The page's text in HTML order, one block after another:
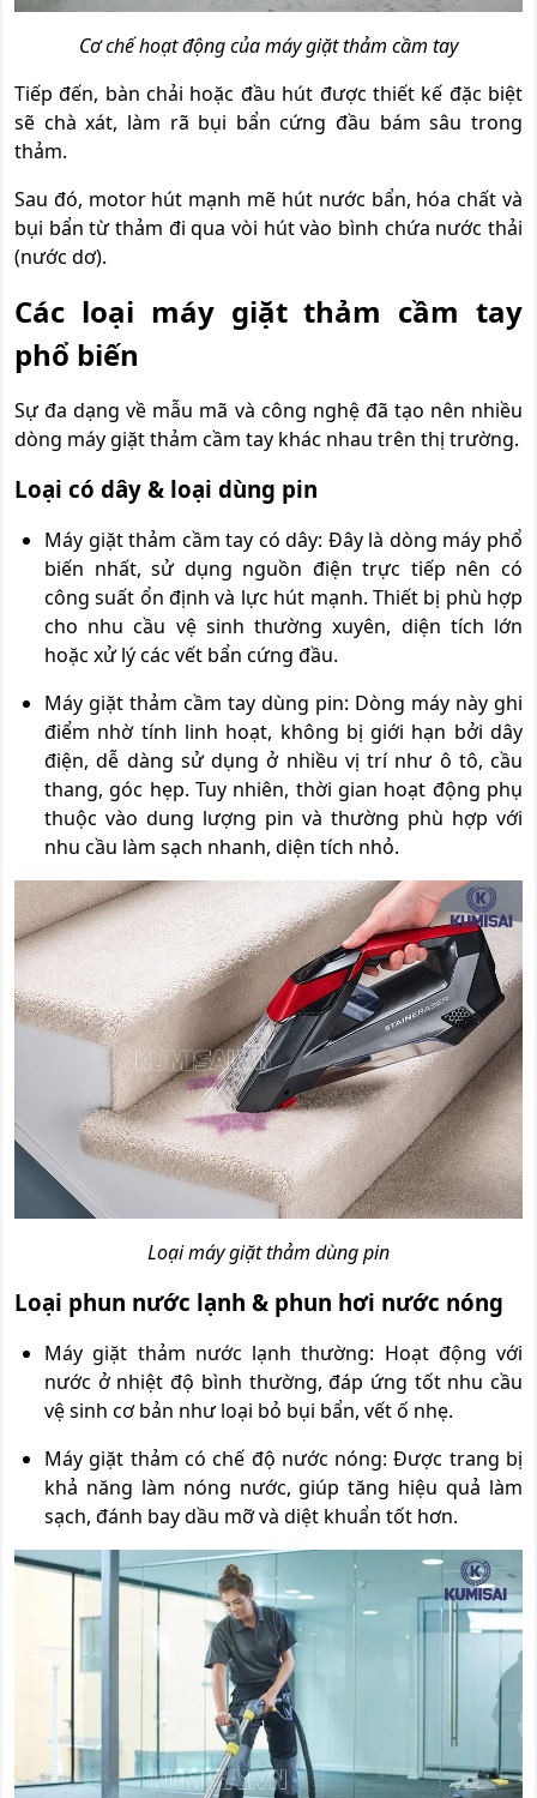
Cơ chế hoạt động của máy giặt thảm cầm tay
Tiếp đến, bàn chải hoặc đầu hút được thiết kế đặc biệt
sẽ chà xát, làm rã bụi bẩn cứng đầu bám sâu trong
thảm.
Sau đó, motor hút mạnh mẽ hút nước bẩn, hóa chất và
bụi bẩn từ thảm đi qua vòi hút vào bình chứa nước thải
(nước dơ).
Các loại máy giặt thảm cầm tay
phổ biến
Sự đa dạng về mẫu mã và công nghệ đã tạo nên nhiều
dòng máy giặt thảm cầm tay khác nhau trên thị trường.
Loại có dây & loại dùng pin
Máy giặt thảm cầm tay có dây: Đây là dòng máy phổ
biến nhất, sử dụng nguồn điện trực tiếp nên có
công suất ổn định và lực hút mạnh. Thiết bị phù hợp
cho nhu cầu vệ sinh thường xuyên, diện tích lớn
hoặc xử lý các vết bẩn cứng đầu.
Máy giặt thảm cầm tay dùng pin: Dòng máy này ghi
điểm nhờ tính linh hoạt, không bị giới hạn bởi dây
điện, dễ dàng sử dụng ở nhiều vị trí như ô tô, cầu
thang, góc hẹp. Tuy nhiên, thời gian hoạt động phụ
thuộc vào dung lượng pin và thường phù hợp với
nhu cầu làm sạch nhanh, diện tích nhỏ.
Loại máy giặt thảm dùng pin
Loại phun nước lạnh & phun hơi nước nóng
Máy giặt thảm nước lạnh thường: Hoạt động với
nước ở nhiệt độ bình thường, đáp ứng tốt nhu cầu
vệ sinh cơ bản như loại bỏ bụi bẩn, vết ố nhẹ.
Máy giặt thảm có chế độ nước nóng: Được trang bị
khả năng làm nóng nước, giúp tăng hiệu quả làm
sạch, đánh bay dầu mỡ và diệt khuẩn tốt hơn.